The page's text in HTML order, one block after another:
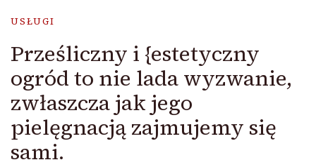
USŁUGI
Prześliczny i {estetyczny
ogród to nie lada wyzwanie,
zwłaszcza jak jego
pielęgnacją zajmujemy się
sami.